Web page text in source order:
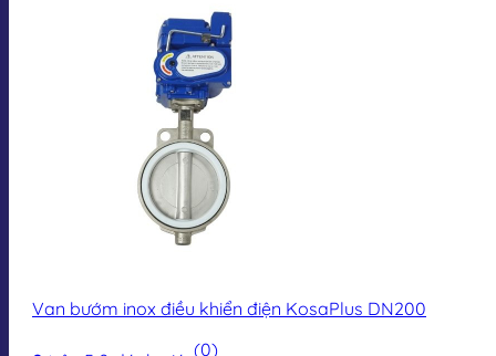
Van bướm inox điều khiển điện KosaPlus DN200
(0)